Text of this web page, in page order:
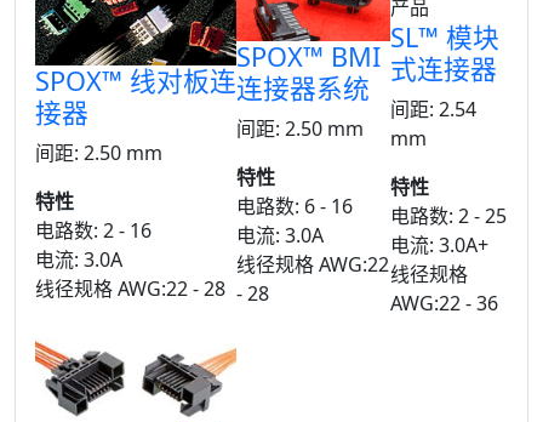
SPOX™ 线对板连
接器
间距: 2.50 mm
特性
电路数: 2 - 16
电流: 3.0A
线径规格 AWG:22 - 28
SPOX™ BMI
连接器系统
间距: 2.50 mm
特性
电路数: 6 - 16
电流: 3.0A
线径规格 AWG:22
- 28
SL™ 模块
式连接器
间距: 2.54
mm
特性
电路数: 2 - 25
电流: 3.0A+
线径规格
AWG:22 - 36